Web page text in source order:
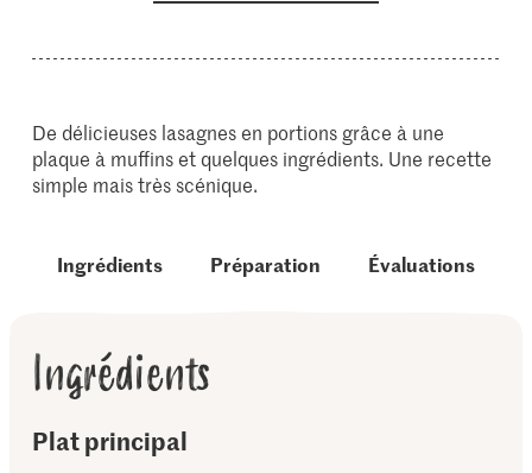
De délicieuses lasagnes en portions grâce à une
plaque à muffins et quelques ingrédients. Une recette
simple mais très scénique.
Ingrédients Préparation Évaluations
Ingrédients
Plat principal